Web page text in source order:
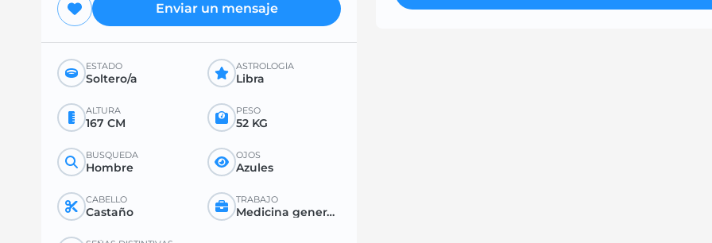
Enviar un mensaje
ESTADO
Soltero/a
ASTROLOGÍA
Libra
ALTURA
167 CM
PESO
52 KG
BÚSQUEDA
Hombre
OJOS
Azules
CABELLO
Castaño
TRABAJO
Medicina general o especializada